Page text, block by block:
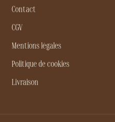
Contact
CGV
Mentions légales
Politique de cookies
Livraison